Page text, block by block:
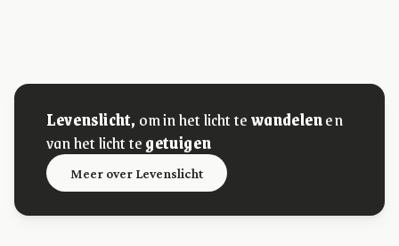
Levenslicht, om in het licht tewandelenen
van het licht tegetuigen
Meer over Levenslicht